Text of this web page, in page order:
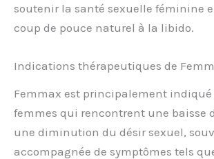
soutenir la santé sexuelle féminine
coup de pouce naturel à la libido.
Indications thérapeutiques de
Femmax est principalement indiqué
femmes qui rencontrent une baisse
une diminution du désir sexuel,
accompagnée de symptômes tels